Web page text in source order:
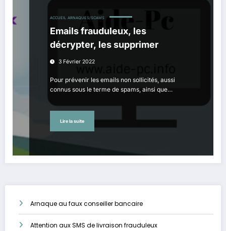
ACCUEIL ARNAQUES/SCAMS
Emails frauduleux, les
décrypter, les supprimer
3 Février 2022
Pour prévenir les emails non sollicités, aussi
connus sous le terme de spams, ainsi que…
Lire la suite
Arnaque au faux conseiller bancaire
Attention aux SMS de livraison frauduleux